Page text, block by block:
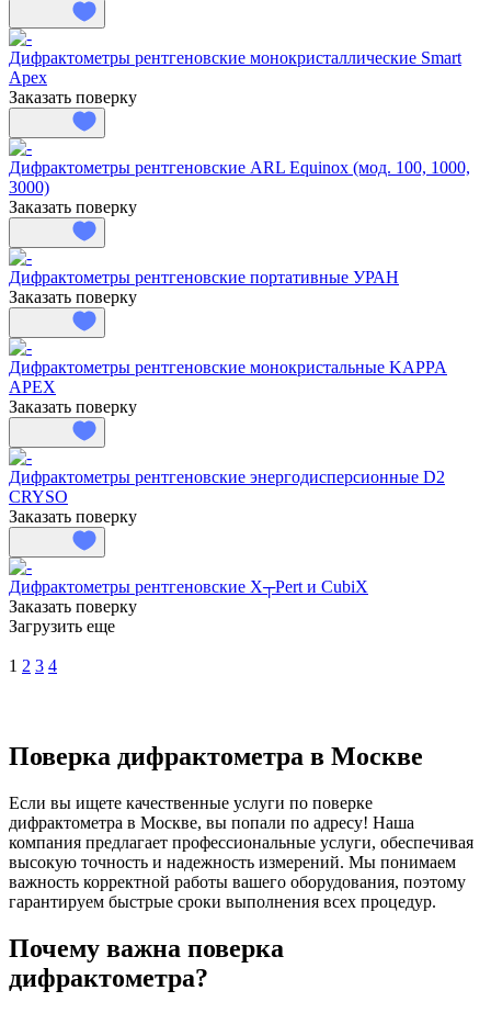
Дифрактометры рентгеновские монокристаллические Smart
Apex
Заказать поверку
Дифрактометры рентгеновские ARL Equinox (мод. 100, 1000,
3000)
Заказать поверку
Дифрактометры рентгеновские портативные УРАН
Заказать поверку
Дифрактометры рентгеновские монокристальные KAPPA
APEX
Заказать поверку
Дифрактометры рентгеновские энергодисперсионные D2
CRYSO
Заказать поверку
Дифрактометры рентгеновские X┬Pert и CubiX
Заказать поверку
Загрузить еще
1 2 3 4
Поверка дифрактометра в Москве
Если вы ищете качественные услуги по поверке
дифрактометра в Москве, вы попали по адресу! Наша
компания предлагает профессиональные услуги, обеспечивая
высокую точность и надежность измерений. Мы понимаем
важность корректной работы вашего оборудования, поэтому
гарантируем быстрые сроки выполнения всех процедур.
Почему важна поверка
дифрактометра?